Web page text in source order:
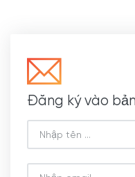
Đăng ký vào